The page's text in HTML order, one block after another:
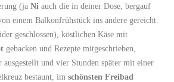
(ja Ni auch die in deiner Dose, bergauf
einem Balkonfrühstück ins andere gereicht.
geschlossen), köstlichen Käse mit
gebacken und Rezepte mitgeschrieben,
und vier Stunden später mit einer
bestaunt, im schönsten Freibad